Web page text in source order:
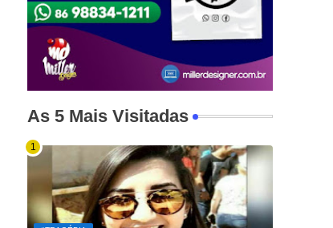
As 5 Mais Visitadas